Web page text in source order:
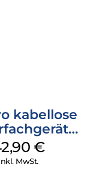
kabellose
Grey
€
MwSt.